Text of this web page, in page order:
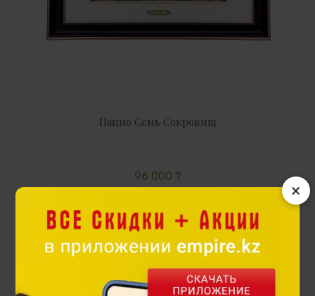
×
Панно Семь Сокровищ
96 000 ₸